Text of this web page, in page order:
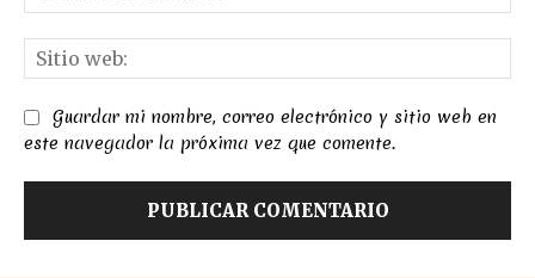
Guardar mi nombre, correo electrónico y sitio web en
este navegador la próxima vez que comente.